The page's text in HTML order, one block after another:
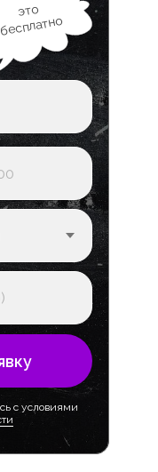
это
бесплатно
с условиями